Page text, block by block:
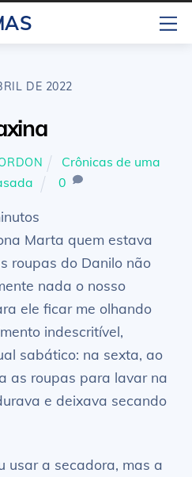
DE 2022
Crônicas de uma
0
Marta quem estava
roupas do Danilo não
nada o nosso
ele ficar me olhando
indescritível,
sabático: na sexta, ao
as roupas para lavar na
e deixava secando
usar a secadora, mas a